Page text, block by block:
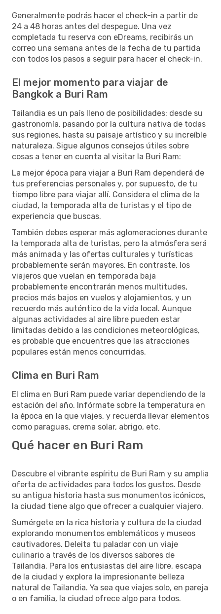
Generalmente podrás hacer el check-in a partir de
24 a 48 horas antes del despegue. Una vez
completada tu reserva con eDreams, recibirás un
correo una semana antes de la fecha de tu partida
con todos los pasos a seguir para hacer el check-in.
El mejor momento para viajar de
Bangkok a Buri Ram
Tailandia es un país lleno de posibilidades: desde su
gastronomía, pasando por la cultura nativa de todas
sus regiones, hasta su paisaje artístico y su increíble
naturaleza. Sigue algunos consejos útiles sobre
cosas a tener en cuenta al visitar la Buri Ram:
La mejor época para viajar a Buri Ram dependerá de
tus preferencias personales y, por supuesto, de tu
tiempo libre para viajar allí. Considera el clima de la
ciudad, la temporada alta de turistas y el tipo de
experiencia que buscas.
También debes esperar más aglomeraciones durante
la temporada alta de turistas, pero la atmósfera será
más animada y las ofertas culturales y turísticas
probablemente serán mayores. En contraste, los
viajeros que vuelan en temporada baja
probablemente encontrarán menos multitudes,
precios más bajos en vuelos y alojamientos, y un
recuerdo más auténtico de la vida local. Aunque
algunas actividades al aire libre pueden estar
limitadas debido a las condiciones meteorológicas,
es probable que encuentres que las atracciones
populares están menos concurridas.
Clima en Buri Ram
El clima en Buri Ram puede variar dependiendo de la
estación del año. Infórmate sobre la temperatura en
la época en la que viajes, y recuerda llevar elementos
como paraguas, crema solar, abrigo, etc.
Qué hacer en Buri Ram
Descubre el vibrante espíritu de Buri Ram y su amplia
oferta de actividades para todos los gustos. Desde
su antigua historia hasta sus monumentos icónicos,
la ciudad tiene algo que ofrecer a cualquier viajero.
Sumérgete en la rica historia y cultura de la ciudad
explorando monumentos emblemáticos y museos
cautivadores. Deleita tu paladar con un viaje
culinario a través de los diversos sabores de
Tailandia. Para los entusiastas del aire libre, escapa
de la ciudad y explora la impresionante belleza
natural de Tailandia. Ya sea que viajes solo, en pareja
o en familia, la ciudad ofrece algo para todos.